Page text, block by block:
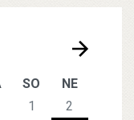
SO
NE
1
2